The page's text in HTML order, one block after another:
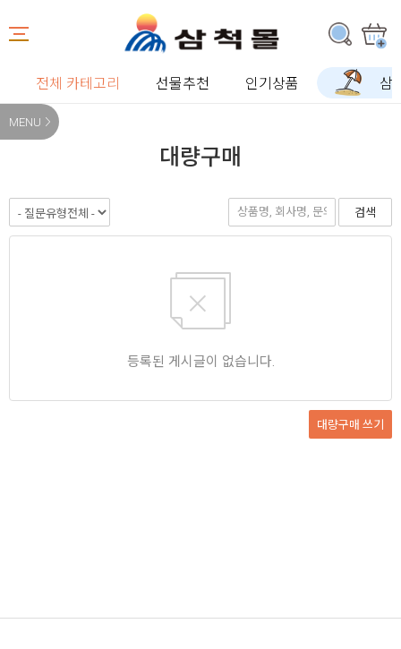
전체 카테고리 선물추천 인기상품 삼
MENU
대량구매
검색
등록된 게시글이 없습니다.
대량구매 쓰기